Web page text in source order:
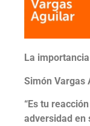
La
Simón Vargas
“Es tu
adversidad en